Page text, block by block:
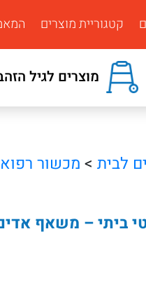
קטגוריית מוצרים
מוצרים לגיל
לבית > מכשור
ביתי – משאף